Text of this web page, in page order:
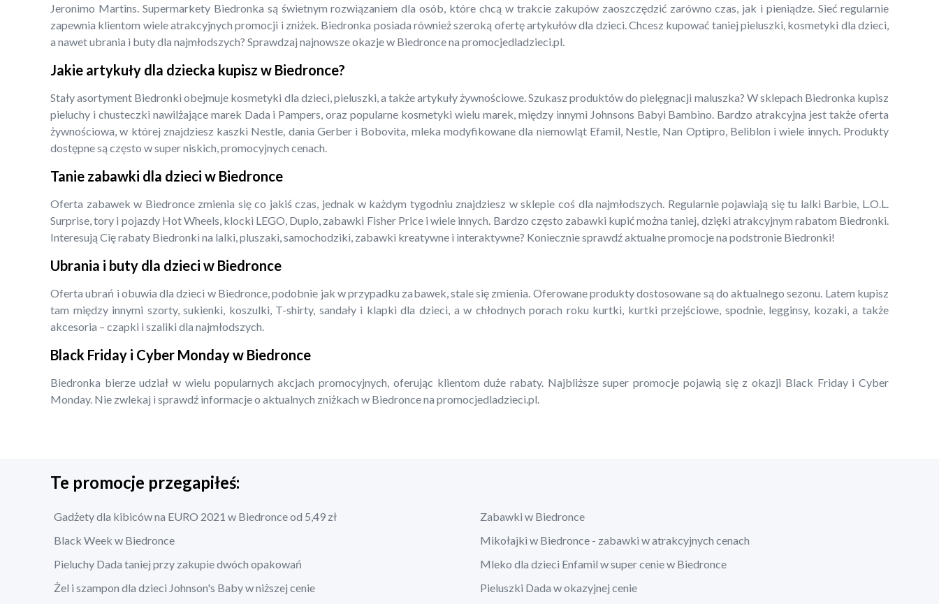
Jeronimo Martins. Supermarkety Biedronka są świetnym rozwiązaniem dla osób, które chcą w trakcie zakupów zaoszczędzić zarówno czas, jak i pieniądze. Sieć regularnie
zapewnia klientom wiele atrakcyjnych promocji i zniżek. Biedronka posiada również szeroką ofertę artykułów dla dzieci. Chcesz kupować taniej pieluszki, kosmetyki dla dzieci,
a nawet ubrania i buty dla najmłodszych? Sprawdzaj najnowsze okazje w Biedronce na promocjedladzieci.pl.
Jakie artykuły dla dziecka kupisz w Biedronce?
Stały asortyment Biedronki obejmuje kosmetyki dla dzieci, pieluszki, a także artykuły żywnościowe. Szukasz produktów do pielęgnacji maluszka? W sklepach Biedronka kupisz
pieluchy i chusteczki nawilżające marek Dada i Pampers, oraz popularne kosmetyki wielu marek, między innymi Johnsons Babyi Bambino. Bardzo atrakcyjna jest także oferta
żywnościowa, w której znajdziesz kaszki Nestle, dania Gerber i Bobovita, mleka modyfikowane dla niemowląt Efamil, Nestle, Nan Optipro, Beliblon i wiele innych. Produkty
dostępne są często w super niskich, promocyjnych cenach.
Tanie zabawki dla dzieci w Biedronce
Oferta zabawek w Biedronce zmienia się co jakiś czas, jednak w każdym tygodniu znajdziesz w sklepie coś dla najmłodszych. Regularnie pojawiają się tu lalki Barbie, L.O.L.
Surprise, tory i pojazdy Hot Wheels, klocki LEGO, Duplo, zabawki Fisher Price i wiele innych. Bardzo często zabawki kupić można taniej, dzięki atrakcyjnym rabatom Biedronki.
Interesują Cię rabaty Biedronki na lalki, pluszaki, samochodziki, zabawki kreatywne i interaktywne? Koniecznie sprawdź aktualne promocje na podstronie Biedronki!
Ubrania i buty dla dzieci w Biedronce
Oferta ubrań i obuwia dla dzieci w Biedronce, podobnie jak w przypadku zabawek, stale się zmienia. Oferowane produkty dostosowane są do aktualnego sezonu. Latem kupisz
tam między innymi szorty, sukienki, koszulki, T-shirty, sandały i klapki dla dzieci, a w chłodnych porach roku kurtki, kurtki przejściowe, spodnie, legginsy, kozaki, a także
akcesoria – czapki i szaliki dla najmłodszych.
Black Friday i Cyber Monday w Biedronce
Biedronka bierze udział w wielu popularnych akcjach promocyjnych, oferując klientom duże rabaty. Najbliższe super promocje pojawią się z okazji Black Friday i Cyber
Monday. Nie zwlekaj i sprawdź informacje o aktualnych zniżkach w Biedronce na promocjedladzieci.pl.
Te promocje przegapiłeś:
Gadżety dla kibiców na EURO 2021 w Biedronce od 5,49 zł
Zabawki w Biedronce
Black Week w Biedronce
Mikołajki w Biedronce - zabawki w atrakcyjnych cenach
Pieluchy Dada taniej przy zakupie dwóch opakowań
Mleko dla dzieci Enfamil w super cenie w Biedronce
Żel i szampon dla dzieci Johnson's Baby w niższej cenie
Pieluszki Dada w okazyjnej cenie